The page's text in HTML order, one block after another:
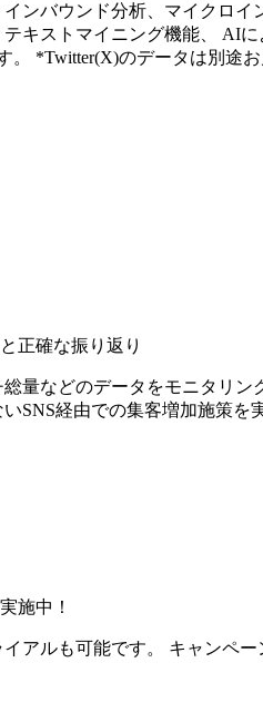
ンバウンド分析、マイクロ
キストマイニング機能、 AI
*Twitter(X)のデータは別途お
正確な振り返り
量などのデータをモニタリ
SNS経由での集客増加施策を
施中！
ルも可能です。 キャンペ